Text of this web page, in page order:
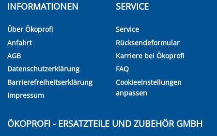
INFORMATIONEN
Über Ökoprofi
Anfahrt
AGB
Datenschutzerklärung
Barrierefreiheitserklärung
Impressum
SERVICE
Service
Rücksendeformular
Karriere bei Ökoprofi
FAQ
Cookieeinstellungen
anpassen
ÖKOPROFI - ERSATZTEILE UND ZUBEHÖR GMBH